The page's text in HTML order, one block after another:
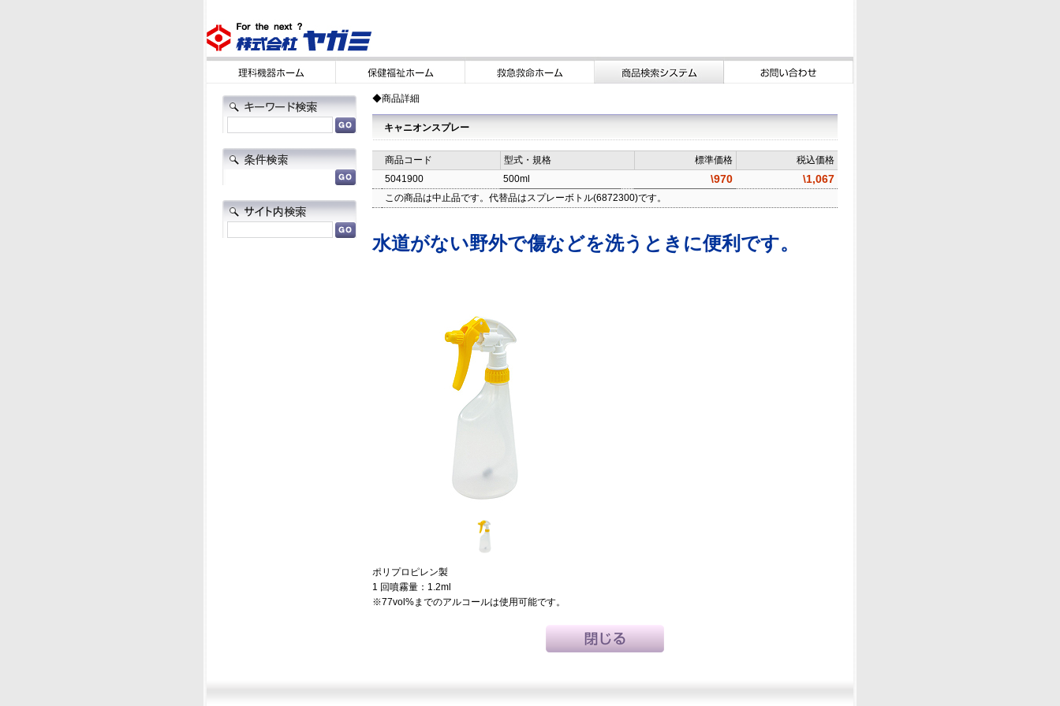
◆商品詳細
キャニオンスプレー
商品コード 型式・規格 標準価格
税込価格
5041900
500ml \970 \1,067
この商品は中止品です。代替品はスプレーボトル(6872300)です。
水道がない野外で傷などを洗うときに便利です。
ポリプロピレン製
1 回噴霧量：1.2ml
※77vol%までのアルコールは使用可能です。